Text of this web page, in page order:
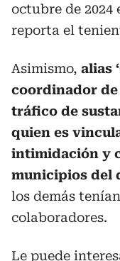
octubre de 2024
reporta el
Asimismo, alias
coordinador
tráfico de
quien es
intimidación y
municipios del
los demás
colaboradores.
Le puede